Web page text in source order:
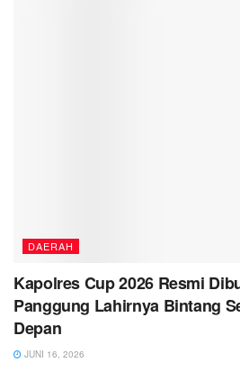
DAERAH
Kapolres Cup 2026 Resmi
Panggung Lahirnya Bintang
Depan
JUNI 16, 2026